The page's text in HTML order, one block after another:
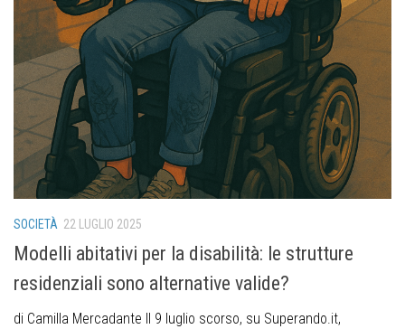
SOCIETÀ 22 LUGLIO 2025
Modelli abitativi per la disabilità: le strutture
residenziali sono alternative valide?
di Camilla Mercadante Il 9 luglio scorso, su Superando.it,